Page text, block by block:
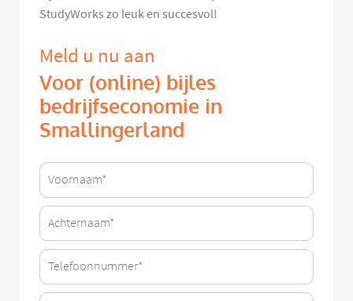
StudyWorks zo leuk en succesvol!
Meld u nu aan
Voor (online) bijles
bedrijfseconomie in
Smallingerland